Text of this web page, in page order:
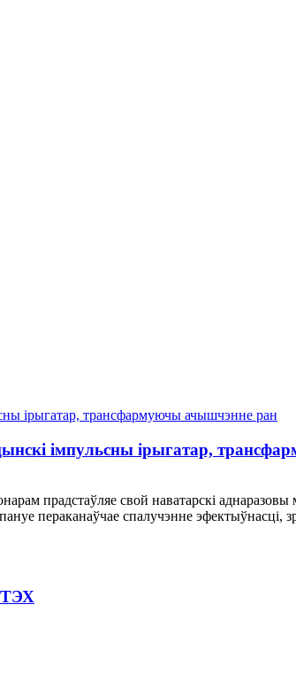
імпульсны ірыгатар,
прадстаўляе свой наватарскі
пераканаўчае спалучэнне эфектыўнасці,